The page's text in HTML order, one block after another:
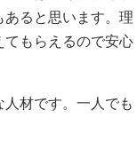
ると思います。理
もらえるので安心
材です。一人でも